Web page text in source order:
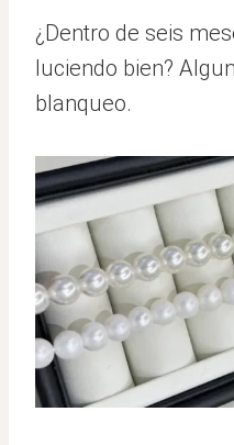
¿Dentro de seis
luciendo bien?
blanqueo.